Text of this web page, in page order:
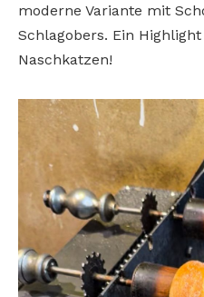
moderne Variante mit
Schlagobers. Ein
Naschkatzen!